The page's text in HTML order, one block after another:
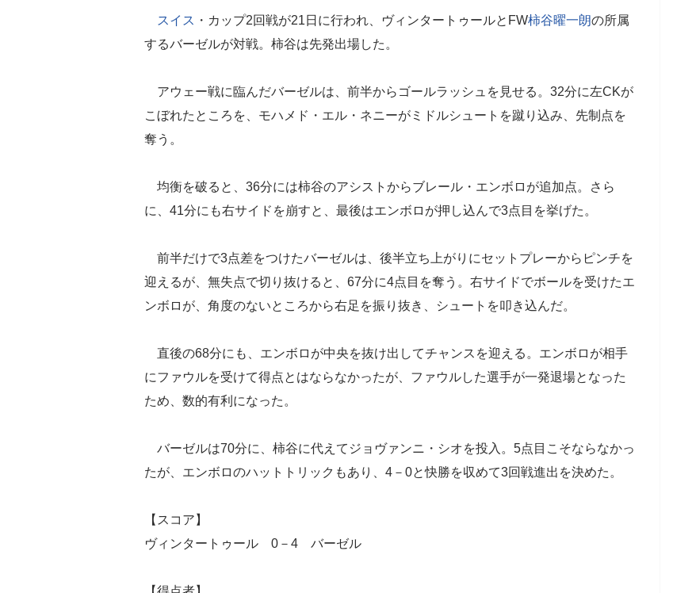
スイス ・カップ2回戦が21日に行われ、ヴィンタートゥールとFW柿谷曜一朗の所属
するバーゼルが対戦。柿谷は先発出場した。
アウェー戦に臨んだバーゼルは、前半からゴールラッシュを見せる。32分に左CKが
こぼれたところを、モハメド・エル・ネニーがミドルシュートを蹴り込み、先制点を
奪う。
均衡を破ると、36分には柿谷のアシストからブレール・エンボロが追加点。さら
に、41分にも右サイドを崩すと、最後はエンボロが押し込んで3点目を挙げた。
前半だけで3点差をつけたバーゼルは、後半立ち上がりにセットプレーからピンチを
迎えるが、無失点で切り抜けると、67分に4点目を奪う。右サイドでボールを受けたエ
ンボロが、角度のないところから右足を振り抜き、シュートを叩き込んだ。
直後の68分にも、エンボロが中央を抜け出してチャンスを迎える。エンボロが相手
にファウルを受けて得点とはならなかったが、ファウルした選手が一発退場となった
ため、数的有利になった。
バーゼルは70分に、柿谷に代えてジョヴァンニ・シオを投入。5点目こそならなかっ
たが、エンボロのハットトリックもあり、4－0と快勝を収めて3回戦進出を決めた。
【スコア】
ヴィンタートゥール 0－4 バーゼル